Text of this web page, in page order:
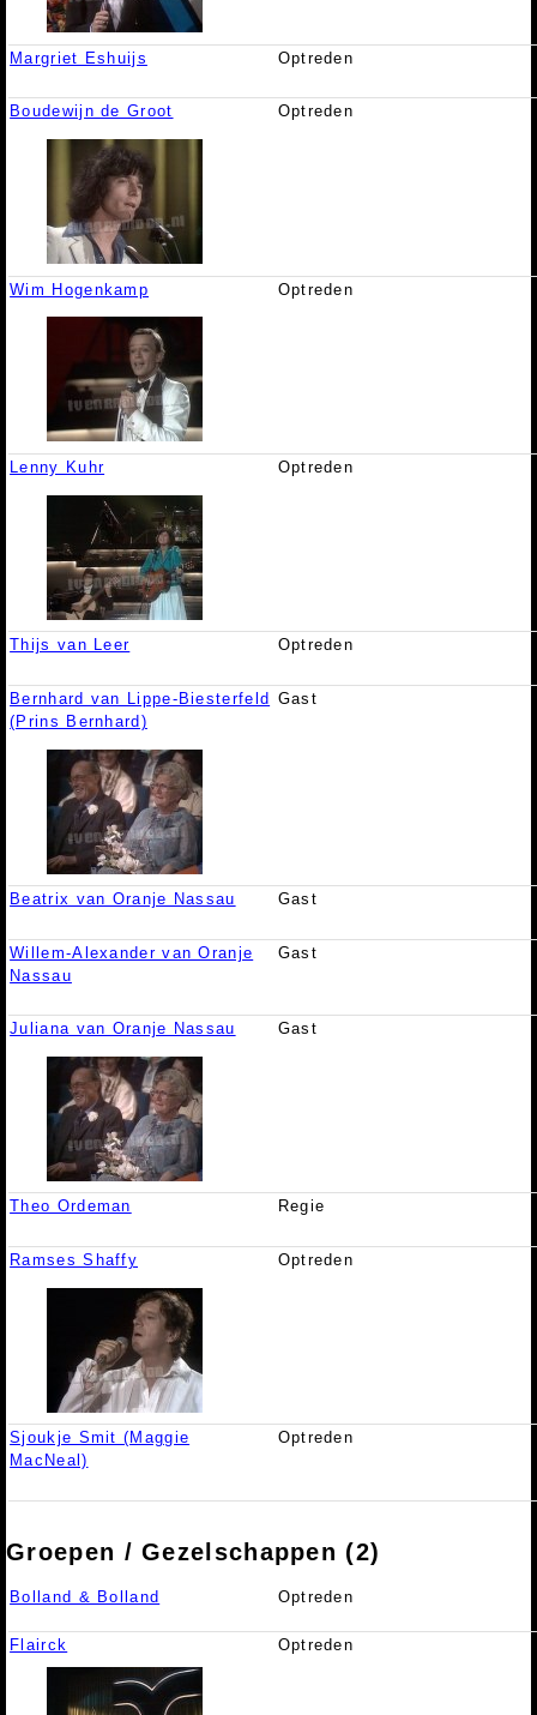
Margriet Eshuijs Optreden
Boudewijn de Groot Optreden
Wim Hogenkamp Optreden
Lenny Kuhr Optreden
Thijs van Leer Optreden
Bernhard van Lippe-Biesterfeld
(Prins Bernhard)
Gast
Beatrix van Oranje Nassau Gast
Willem-Alexander van Oranje
Nassau
Gast
Juliana van Oranje Nassau Gast
Theo Ordeman Regie
Ramses Shaffy Optreden
Sjoukje Smit (Maggie
MacNeal)
Optreden
Groepen / Gezelschappen (2)
Bolland & Bolland Optreden
Flairck Optreden